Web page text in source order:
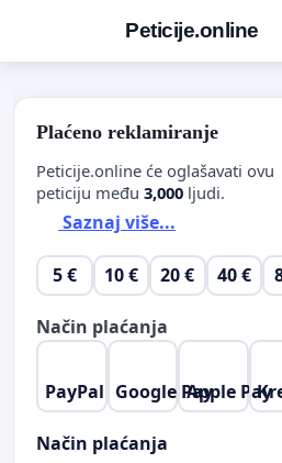
Peticije.online
Plaćeno reklamiranje
Peticije.online će oglašavati ovu
peticiju među 3,000 ljudi.
Saznaj više...
5 € 10 € 20 € 40 €
Način plaćanja
PayPal Google PayApple Pay
Način plaćanja